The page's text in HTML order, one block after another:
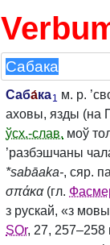
Саба́ка1 м. р.
аховы, язды (на
ўсх.-слав. моў
’разбэшчаны
*sabāaka‑, сяр.
σπάκα(гл.
з рускай, «з
SOr, 27, 257–258